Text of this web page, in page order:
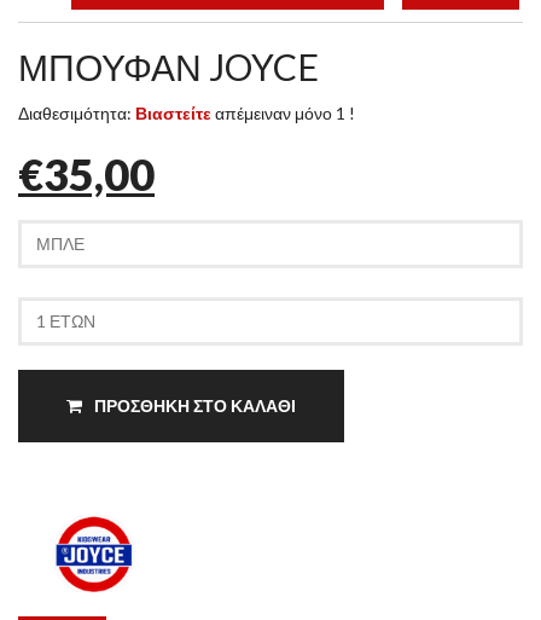
ΜΠΟΥΦΑΝ JOYCE
Διαθεσιμότητα: Βιαστείτεαπέμειναν μόνο 1 !
€35,00
ΠΡΟΣΘΗΚΗ ΣΤΟ ΚΑΛΑΘΙ